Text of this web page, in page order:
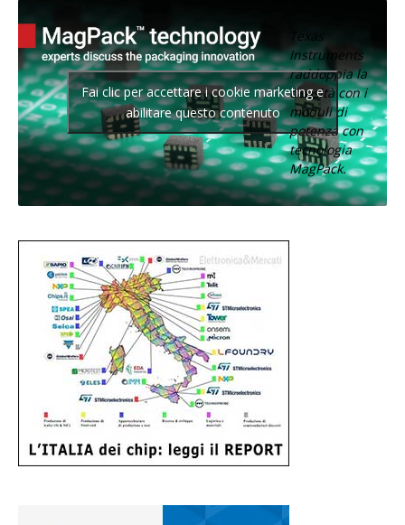
Texas
Instruments
raddoppia la
densità con i
moduli di
potenza con
tecnologia
MagPack.
Fai clic per accettare i cookie marketing e
abilitare questo contenuto